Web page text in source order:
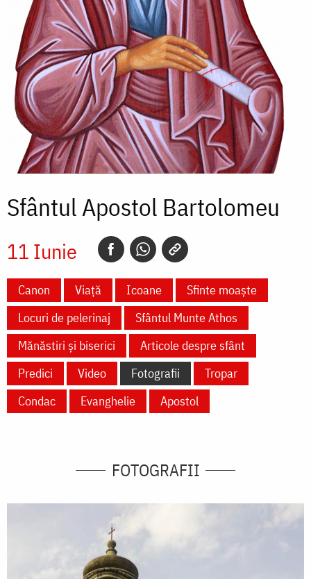
Sfântul Apostol Bartolomeu
11 Iunie
Canon Viață Icoane
Sfinte moaște
Locuri de pelerinaj
Sfântul Munte Athos
Mănăstiri și biserici
Articole despre sfânt
Predici
Video Fotografii
Tropar
Condac
Evanghelie Apostol
FOTOGRAFII